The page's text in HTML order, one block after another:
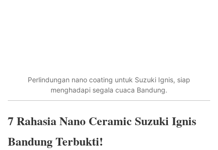
Perlindungan nano coating untuk Suzuki Ignis, siap
menghadapi segala cuaca Bandung.
7 Rahasia Nano Ceramic Suzuki Ignis
Bandung Terbukti!